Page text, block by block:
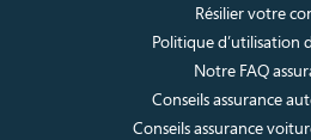
Résilier votre
Politique d’utilisation
Notre FAQ
Conseils assurance
Conseils assurance